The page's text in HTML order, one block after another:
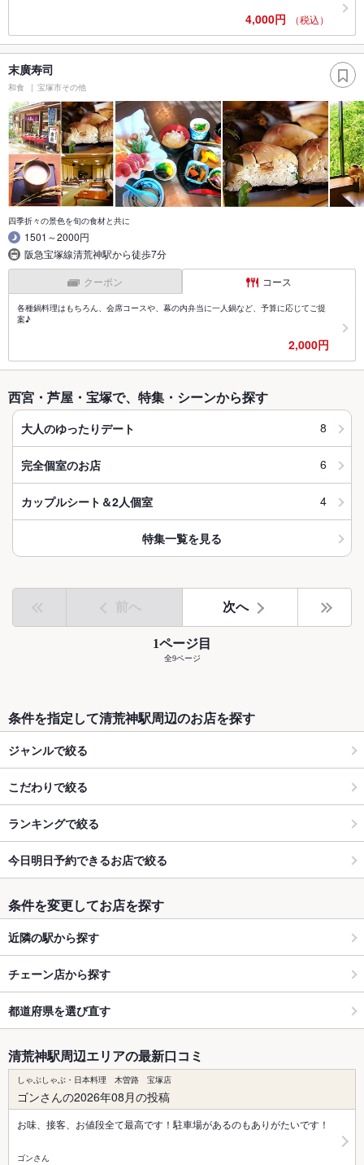
4,000円 （税込）
末廣寿司
和食 宝塚市その他
四季折々の景色を旬の食材と共に
1501～2000円
阪急宝塚線清荒神駅から徒歩7分
クーポン コース
各種鍋料理はもちろん、会席コースや、幕の内弁当に一人鍋など、予算に応じてご提
案♪
2,000円
西宮・芦屋・宝塚で、特集・シーンから探す
大人のゆったりデート 8
完全個室のお店 6
カップルシート＆2人個室 4
特集一覧を見る
前へ 次へ
1ページ目
全9ページ
条件を指定して清荒神駅周辺のお店を探す
ジャンルで絞る
こだわりで絞る
ランキングで絞る
今日明日予約できるお店で絞る
条件を変更してお店を探す
近隣の駅から探す
チェーン店から探す
都道府県を選び直す
清荒神駅周辺エリアの最新口コミ
しゃぶしゃぶ・日本料理 木曽路 宝塚店
ゴンさんの2026年08月の投稿
お味、接客、お値段全て最高です！駐車場があるのもありがたいです！
ゴンさん